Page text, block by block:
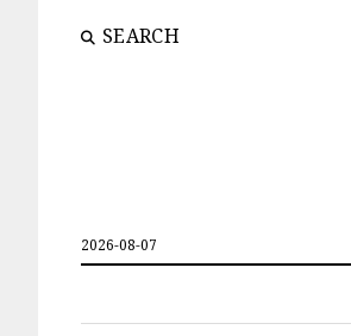
SEARCH
2026-08-07